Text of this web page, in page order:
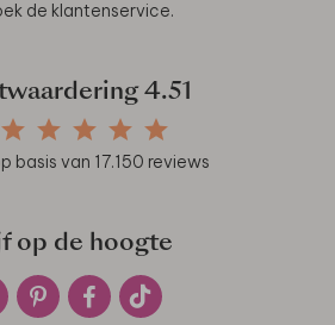
de klantenservice.
4.51
basis van 17.150 reviews
op de hoogte